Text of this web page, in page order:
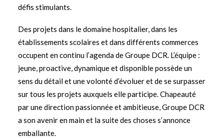
défis stimulants.
Des projets dans le domaine hospitalier, dans les
établissements scolaires et dans différents commerces
occupent en continu l’agenda de Groupe DCR. L’équipe :
jeune, proactive, dynamique et disponible possède un
sens du détail et une volonté d’évoluer et de se surpasser
sur tous les projets auxquels elle participe. Chapeauté
par une direction passionnée et ambitieuse, Groupe DCR
a son avenir en main et la suite des choses s’annonce
emballante.